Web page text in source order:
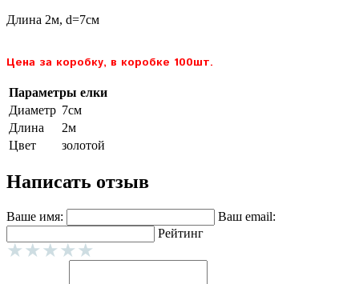
Длина 2м, d=7см
Цена за коробку, в коробке 100шт.
Параметры елки
Диаметр 7см
Длина
2м
Цвет
золотой
Написать отзыв
Ваше имя:
Ваш email:
Рейтинг